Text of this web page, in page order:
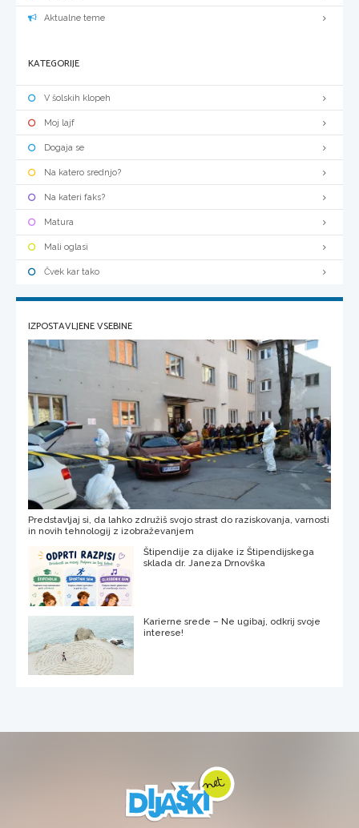
Aktualne teme
KATEGORIJE
V šolskih klopeh
Moj lajf
Dogaja se
Na katero srednjo?
Na kateri faks?
Matura
Mali oglasi
Čvek kar tako
IZPOSTAVLJENE VSEBINE
Predstavljaj si, da lahko združiš svojo strast do raziskovanja, varnosti
in novih tehnologij z izobraževanjem
Štipendije za dijake iz Štipendijskega
sklada dr. Janeza Drnovška
Karierne srede – Ne ugibaj, odkrij svoje
interese!